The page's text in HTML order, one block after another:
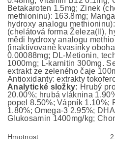
Betakaroten 1.5mg; Zinek
methioninu): 163.8mg;
hydroxy analogu
(chelátová forma Železa(II),
mědi hydroxy analogu
(inaktivované kvasinky
0.00088mg; DL-Metionin,
1000mg; L-karnitin 300mg.
extrakt ze zeleného čaje
Antioxidanty: extrakty
Analytické složky: Hrubý
20.00%; hrubá vláknina
popel 8.50%; Vápník 1.10%;
1.80%; Omega-3 2.95%;
Glukosamin 1400mg/kg;
Hmotnost